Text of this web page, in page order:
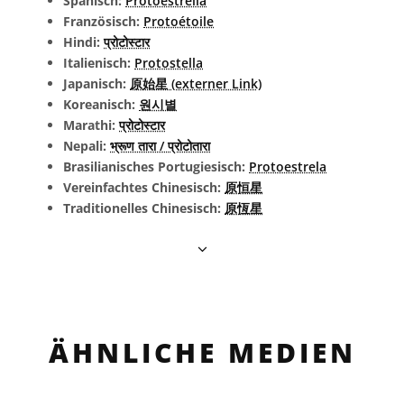
Französisch: Protoétoile
Hindi:प्रोटोस्टार
Italienisch: Protostella
Japanisch: 原始星 (externer Link)
Koreanisch: 원시별
Marathi:प्रोटोस्टार
Nepali: भ्रूण तारा / प्रोटोतारा
Brasilianisches Portugiesisch: Protoestrela
Vereinfachtes Chinesisch: 原恒星
Traditionelles Chinesisch: 原恆星
ÄHNLICHE MEDIEN